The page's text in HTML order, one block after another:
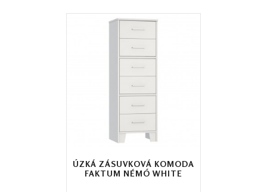
ÚZKÁ ZÁSUVKOVÁ KOMODA
FAKTUM NÉMÓ WHITE